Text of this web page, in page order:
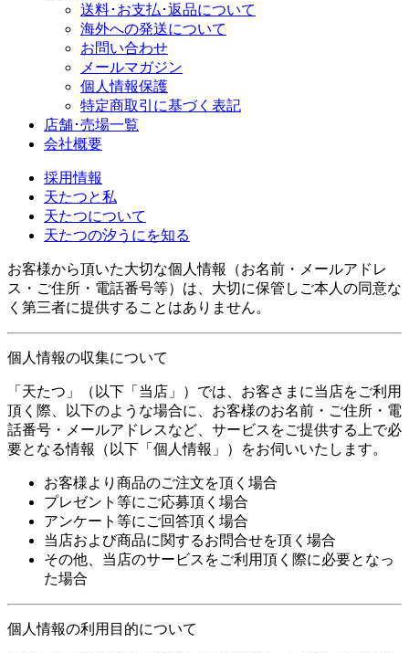
送料･お支払･返品について
海外への発送について
お問い合わせ
メールマガジン
個人情報保護
特定商取引に基づく表記
店舗･売場一覧
会社概要
採用情報
天たつと私
天たつについて
天たつの汐うにを知る
お客様から頂いた大切な個人情報（お名前・メールアドレ
ス・ご住所・電話番号等）は、大切に保管しご本人の同意な
く第三者に提供することはありません。
個人情報の収集について
「天たつ」（以下「当店」）では、お客さまに当店をご利用
頂く際、以下のような場合に、お客様のお名前・ご住所・電
話番号・メールアドレスなど、サービスをご提供する上で必
要となる情報（以下「個人情報」）をお伺いいたします。
お客様より商品のご注文を頂く場合
プレゼント等にご応募頂く場合
アンケート等にご回答頂く場合
当店および商品に関するお問合せを頂く場合
その他、当店のサービスをご利用頂く際に必要となっ
た場合
個人情報の利用目的について